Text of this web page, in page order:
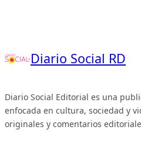
Diario Social RD
Diario Social Editorial es una
enfocada en cultura, sociedad y
originales y comentarios